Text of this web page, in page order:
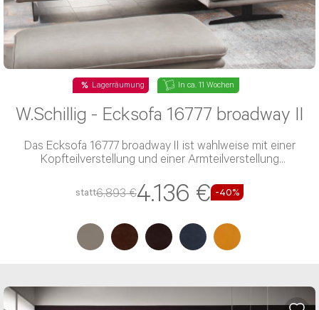
Haben Sie noch Fragen? Sie können uns Ihr
Lagerräumung In ca. 11 Wochen
W.Schillig - Ecksofa 16777 broadway II
Das Ecksofa 16777 broadway II ist wahlweise mit einer
Kopfteilverstellung und einer Armteilverstellung
statt6.893 €4.136 € -40%